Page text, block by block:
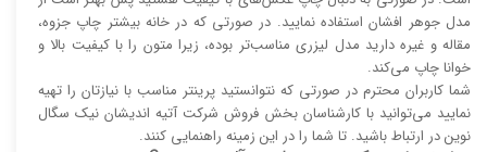
مدل جوهر افشان استفاده نمایید. در صورتی که در خانه بیشتر چاپ جزوه،
مقاله و غیره دارید مدل لیزری مناسب‌تر بوده، زیرا متون را با کیفیت بالا و
خوانا چاپ می‌کند.
شما کاربران محترم در صورتی که نتوانستید پرینتر مناسب با نیازتان را تهیه
نمایید می‌توانید با کارشناسان بخش فروش شرکت آتیه اندیشان نیک سگال
نوین در ارتباط باشید. تا شما را در این زمینه راهنمایی کنند.